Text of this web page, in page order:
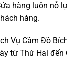
hàng luôn nỗ
hàng.
Vụ Cầm Đồ
từ Thứ Hai đến